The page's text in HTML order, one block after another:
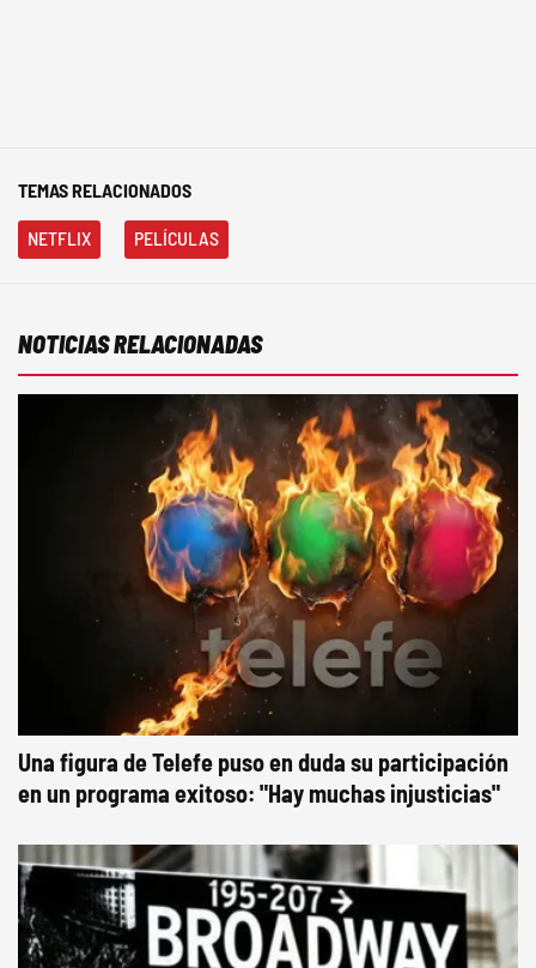
TEMAS RELACIONADOS
NETFLIX PELÍCULAS
NOTICIAS RELACIONADAS
Una figura de Telefe puso en duda su participación
en un programa exitoso: "Hay muchas injusticias"